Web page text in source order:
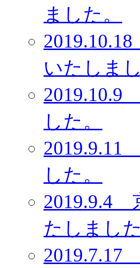
ました。
いたしまし
2019.10.9
した。
2019.9.11
した。
2019.9.4
たしました
2019.7.17